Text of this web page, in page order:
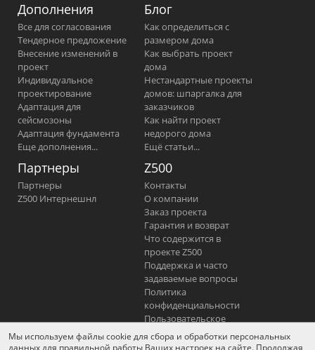
Дополнения
Все для согласования
Тендерное предложение
Внесение изменений в
проект
Индивидуальное
проектирование
Адаптация для
сейсмозоны
Адаптация фундамента
Еще дополнения...
Блог
Как определиться с
размером дома
Как выбрать проект
дома
Нестандартные проекты
домов: шпаргалка для
заказчиков
Как найти проект
недорого дома
Ещё статьи...
Партнеры
Партнеры
Z500 Интернешнл
Z500
Контакты
О компании
Заказ проекта
Гарантия и возврат
Что содержится в
проекте Z500
Поддержка и часто
задаваемые вопросы
Политика
конфиденциальности
Пользовательское
соглашение
Отказ от ответственности
Мы используем файлы cookie для сбора и обработки персональных
данных для правильной работы Ваших настроек на сайте. Продолжая